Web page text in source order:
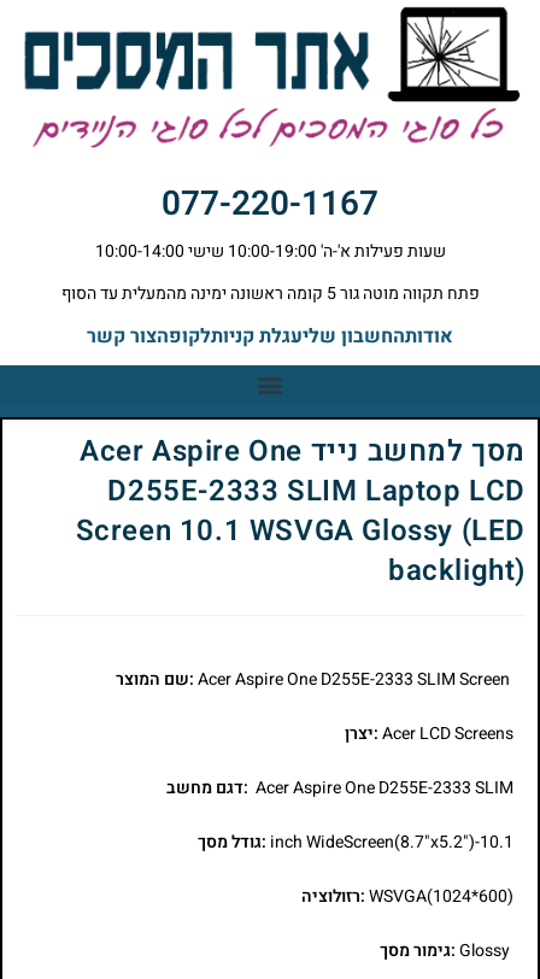
077-220-1167
שעות פעילות א'-ה' 10:00-19:00 שישי 10:00-14:00
פתח תקווה מוטה גור 5 קומה ראשונה ימינה מהמעלית עד הסוף
אודותהחשבון שליעגלת קניותלקופהצור קשר
מסך למחשב נייד Acer Aspire One
D255E-2333 SLIM Laptop LCD
Screen 10.1 WSVGA Glossy (LED
backlight)
:שם המוצר
Acer LCD Screens:יצרן
Acer Aspire One D255E-2333 SLIM :דגם מחשב
10.1-inch WideScreen(8.7"x5.2") :גודל מסך
WSVGA(1024*600):רזולוציה
Glossy:גימור מסך